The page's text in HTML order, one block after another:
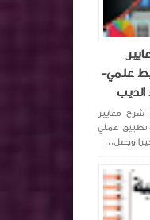
علمي-
معايير
تطبيق عملي